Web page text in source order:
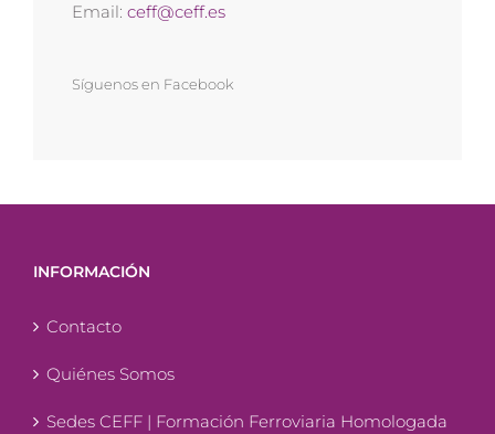
Email: ceff@ceff.es
Síguenos en Facebook
INFORMACIÓN
Contacto
Quiénes Somos
Sedes CEFF | Formación Ferroviaria Homologada